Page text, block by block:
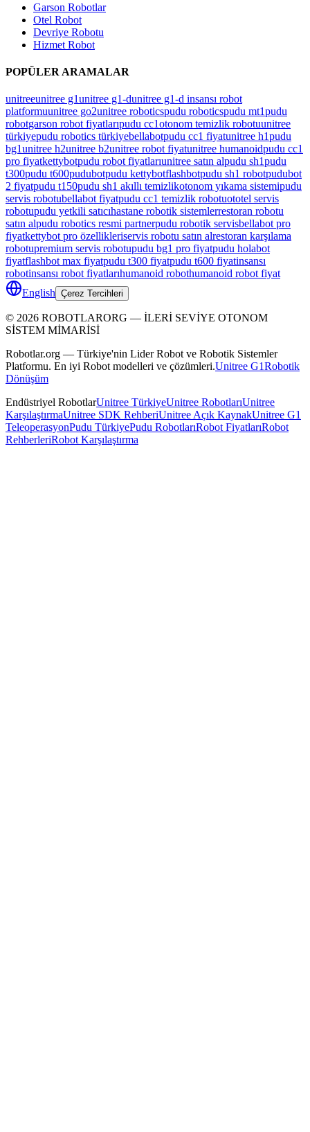
Garson Robotlar
Otel Robot
Devriye Robotu
Hizmet Robot
POPÜLER ARAMALAR
unitreeunitree g1unitree g1-dunitree g1-d insansı robot
platformuunitree go2unitree roboticspudu roboticspudu mt1pudu
robotgarson robot fiyatlarıpudu cc1otonom temizlik robotuunitree
türkiyepudu robotics türkiyebellabotpudu cc1 fiyatunitree h1pudu
bg1unitree h2unitree b2unitree robot fiyatunitree humanoidpudu cc1
pro fiyatkettybotpudu robot fiyatlarıunitree satın alpudu sh1pudu
t300pudu t600pudubotpudu kettybotflashbotpudu sh1 robotpudubot
2 fiyatpudu t150pudu sh1 akıllı temizlikotonom yıkama sistemipudu
servis robotubellabot fiyatpudu cc1 temizlik robotuototel servis
robotupudu yetkili satıcıhastane robotik sistemlerrestoran robotu
satın alpudu robotics resmi partnerpudu robotik servisbellabot pro
fiyatkettybot pro özellikleriservis robotu satın alrestoran karşılama
robotupremium servis robotupudu bg1 pro fiyatpudu holabot
fiyatflashbot max fiyatpudu t300 fiyatpudu t600 fiyatinsansı
robotinsansı robot fiyatlarıhumanoid robothumanoid robot fiyat
English Çerez Tercihleri
© 2026 ROBOTLARORG — İLERİ SEVİYE OTONOM
SİSTEM MİMARİSİ
Robotlar.org — Türkiye'nin Lider Robot ve Robotik Sistemler
Platformu. En iyi Robot modelleri ve çözümleri.Unitree G1Robotik
Dönüşüm
Endüstriyel RobotlarUnitree TürkiyeUnitree RobotlarıUnitree
KarşılaştırmaUnitree SDK RehberiUnitree Açık KaynakUnitree G1
TeleoperasyonPudu TürkiyePudu RobotlarıRobot FiyatlarıRobot
RehberleriRobot Karşılaştırma